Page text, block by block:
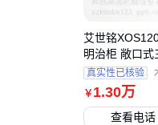
￥ 1.30万
艾世铭
明治柜 敞口式
真实性已核验
查看电话